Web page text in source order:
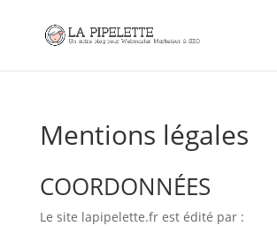
Mentions légales
COORDONNÉES
Le site lapipelette.fr est édité par :